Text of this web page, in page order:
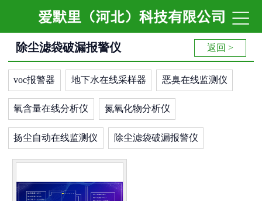

除尘滤袋破漏报警仪 返回 >
voc报警器 地下水在线采样器 恶臭在线监测仪
氧含量在线分析仪 氮氧化物分析仪
扬尘自动在线监测仪 除尘滤袋破漏报警仪